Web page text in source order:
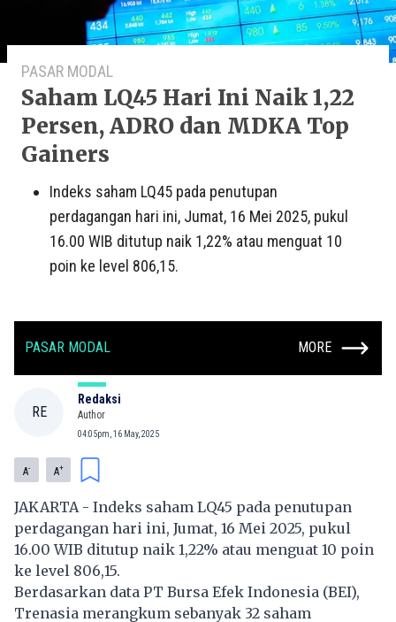
PASAR MODAL
Saham LQ45 Hari Ini Naik 1,22
Persen, ADRO dan MDKA Top
Gainers
Indeks saham LQ45 pada penutupan
perdagangan hari ini, Jumat, 16 Mei 2025, pukul
16.00 WIB ditutup naik 1,22% atau menguat 10
poin ke level 806,15.
PASAR MODAL MORE
RE
Redaksi
Author
04:05pm, 16 May, 2025
A- A+
JAKARTA - Indeks saham LQ45 pada penutupan
perdagangan hari ini, Jumat, 16 Mei 2025, pukul
16.00 WIB ditutup naik 1,22% atau menguat 10 poin
ke level 806,15.
Berdasarkan data PT Bursa Efek Indonesia (BEI),
Trenasia merangkum sebanyak 32 saham